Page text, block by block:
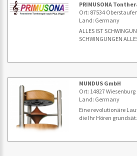
PRIMUSONA
Ort: 87534
Land: Germany
ALLES IST
SCHWINGUNGEN
MUNDUS GmbH
Ort: 14827 Wiesenburg
Land: Germany
Eine revolutionäre
die Ihr Hören